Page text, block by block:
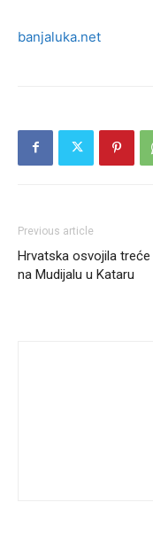
banjaluka.net
Previous article
Hrvatska osvojila
na Mudijalu u Kataru